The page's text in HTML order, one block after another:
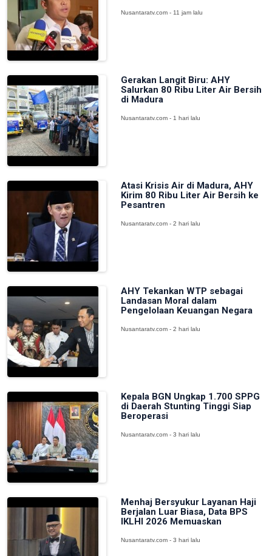
Nusantaratv.com - 11 jam lalu
Gerakan Langit Biru: AHY
Salurkan 80 Ribu Liter Air Bersih
di Madura
Nusantaratv.com - 1 hari lalu
Atasi Krisis Air di Madura, AHY
Kirim 80 Ribu Liter Air Bersih ke
Pesantren
Nusantaratv.com - 2 hari lalu
AHY Tekankan WTP sebagai
Landasan Moral dalam
Pengelolaan Keuangan Negara
Nusantaratv.com - 2 hari lalu
Kepala BGN Ungkap 1.700 SPPG
di Daerah Stunting Tinggi Siap
Beroperasi
Nusantaratv.com - 3 hari lalu
Menhaj Bersyukur Layanan Haji
Berjalan Luar Biasa, Data BPS
IKLHI 2026 Memuaskan
Nusantaratv.com - 3 hari lalu